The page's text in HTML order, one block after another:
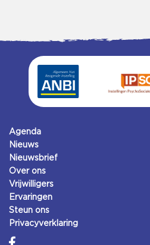
Agenda
Nieuws
Nieuwsbrief
Over ons
Vrijwilligers
Ervaringen
Steun ons
Privacyverklaring